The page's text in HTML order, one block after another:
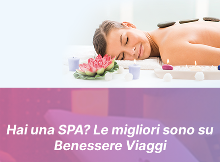
Hai una SPA? Le migliori sono su
Benessere Viaggi